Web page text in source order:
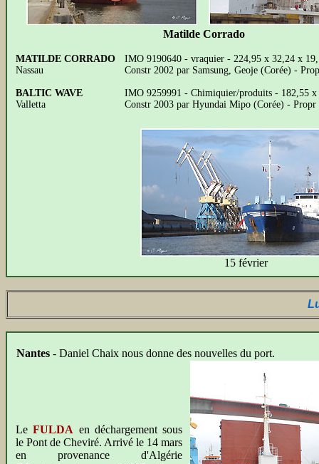
Matilde Corrado
MATILDE CORRADO
Nassau
IMO 9190640 - vraquier - 224,95 x 32,24 x
Constr 2002 par Samsung, Geoje (Corée) -
BALTIC WAVE
Valletta
IMO 9259991 - Chimiquier/produits - 182,55
Constr 2003 par Hyundai Mipo (Corée) - Propr
15 février
Nantes - Daniel Chaix nous donne des nouvelles du port.
LeFULDA en déchargement sous
le Pont de Cheviré. Arrivé le 14 mars
en provenance d'Algérie